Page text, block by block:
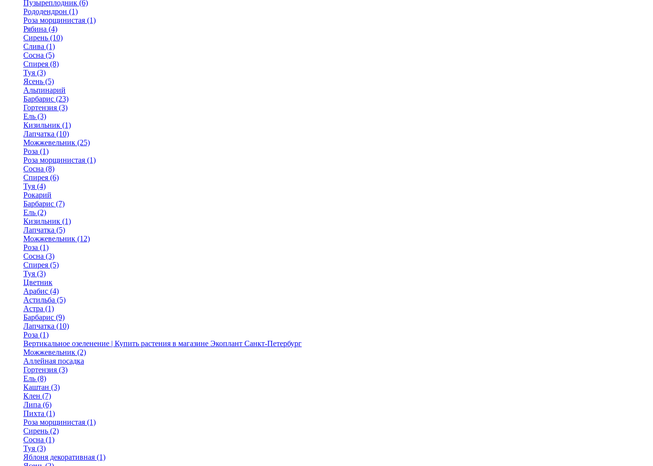
Пузыреплодник (6)
Рододендрон (1)
Роза морщинистая (1)
Рябина (4)
Сирень (10)
Слива (1)
Сосна (5)
Спирея (8)
Туя (3)
Ясень (5)
Альпинарий
Барбарис (23)
Гортензия (3)
Ель (3)
Кизильник (1)
Лапчатка (10)
Можжевельник (25)
Роза (1)
Роза морщинистая (1)
Сосна (8)
Спирея (6)
Туя (4)
Рокарий
Барбарис (7)
Ель (2)
Кизильник (1)
Лапчатка (5)
Можжевельник (12)
Роза (1)
Сосна (3)
Спирея (5)
Туя (3)
Цветник
Арабис (4)
Астильба (5)
Астра (1)
Барбарис (9)
Лапчатка (10)
Роза (1)
Вертикальное озеленение | Купить растения в магазине Экоплант Санкт-Петербург
Можжевельник (2)
Аллейная посадка
Гортензия (3)
Ель (8)
Каштан (3)
Клен (7)
Липа (6)
Пихта (1)
Роза морщинистая (1)
Сирень (2)
Сосна (1)
Туя (3)
Яблоня декоративная (1)